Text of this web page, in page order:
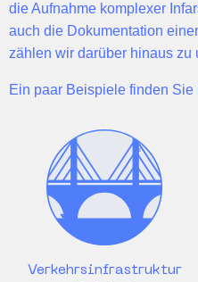
die Aufnahme komplexer
auch die Dokumentation
zählen wir darüber hinaus zu
Ein paar Beispiele finden Sie
Verkehrsinfrastruktur